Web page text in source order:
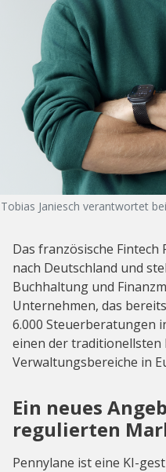
Tobias Janiesch verantwortet
Das französische
nach Deutschland und
Buchhaltung und
Unternehmen, das
6.000 Steuerberatungen
einen der traditionellsten
Verwaltungsbereiche in
Ein neues
regulierten
Pennylane ist eine KI-